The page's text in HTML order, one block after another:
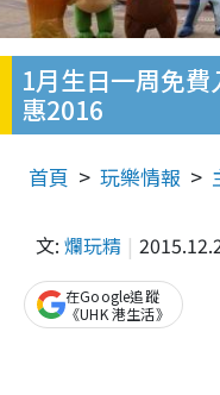
1月生日一周免
惠2016
首頁 玩樂情報
文: 爛玩精
在Google追蹤
《UHK 港生活》